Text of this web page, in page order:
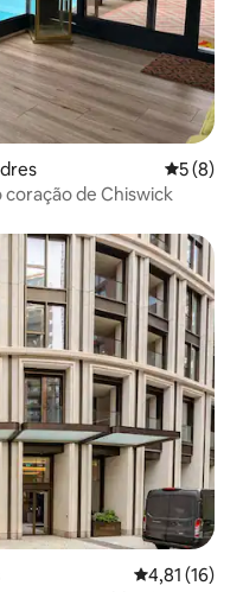
5 de
5 (8)
de Chiswick
4,81 de uma
4,81 (16)